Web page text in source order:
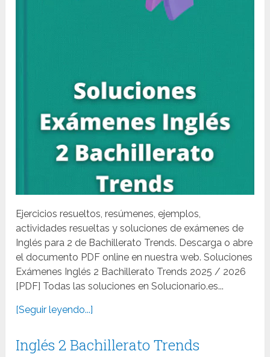
Ejercicios resueltos, resúmenes, ejemplos,
actividades resueltas y soluciones de exámenes de
Inglés para 2 de Bachillerato Trends. Descarga o abre
el documento PDF online en nuestra web. Soluciones
Exámenes Inglés 2 Bachillerato Trends 2025 / 2026
[PDF] Todas las soluciones en Solucionario.es...
[Seguir leyendo...]
Inglés 2 Bachillerato Trends